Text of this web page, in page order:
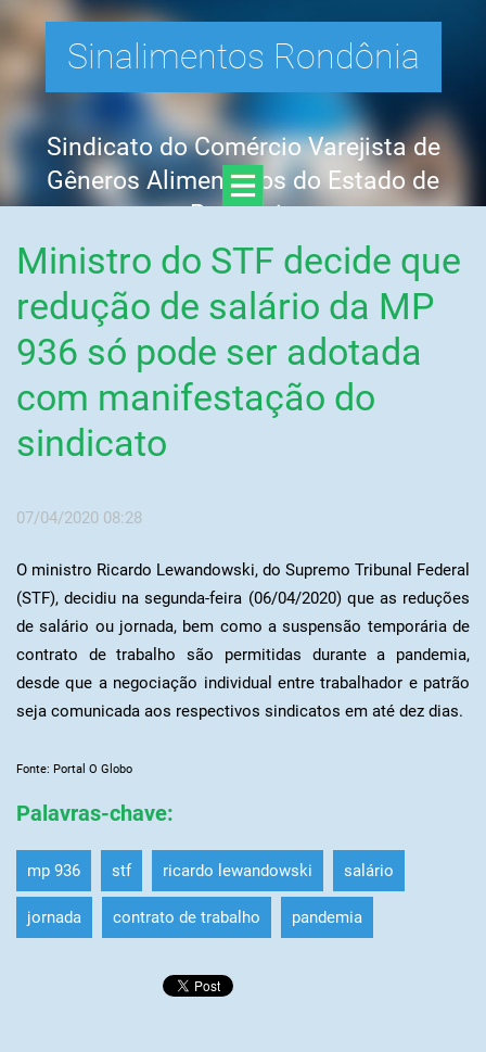
Sinalimentos Rondônia
Sindicato do Comércio Varejista de
Gêneros Alimentícios do Estado de
Rondônia
Ministro do STF decide que
redução de salário da MP
936 só pode ser adotada
com manifestação do
sindicato
07/04/2020 08:28
O ministro Ricardo Lewandowski, do Supremo Tribunal Federal
(STF), decidiu na segunda-feira (06/04/2020) que as reduções
de salário ou jornada, bem como a suspensão temporária de
contrato de trabalho são permitidas durante a pandemia,
desde que a negociação individual entre trabalhador e patrão
seja comunicada aos respectivos sindicatos em até dez dias.
Fonte: Portal O Globo
Palavras-chave:
mp 936 stf ricardo lewandowski salário
jornada contrato de trabalho pandemia